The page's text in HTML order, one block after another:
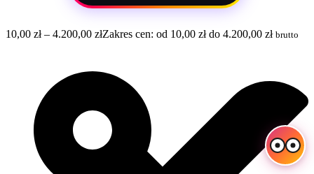
10,00 zł – 4.200,00 złZakres cen: od 10,00 zł do 4.200,00 zł brutto